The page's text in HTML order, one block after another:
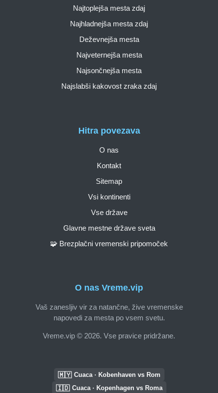
O nas Vreme.vip
Vaš zanesljiv vir za natančne, žive vremenske
napovedi za mesta po vsem svetu.
Vreme.vip © 2026. Vse pravice pridržane.
Hitra povezava
O nas
Kontakt
Sitemap
Vsi kontinenti
Vse države
Glavne mestne države sveta
🧩 Brezplačni vremenski pripomoček
Najtoplejša mesta zdaj
Najhladnejša mesta zdaj
Deževnejša mesta
Najveternejša mesta
Najsončnejša mesta
Najslabši kakovost zraka zdaj
🇲🇾 Cuaca · Kobenhaven vs Rom
🇮🇩 Cuaca · Kopenhagen vs Roma